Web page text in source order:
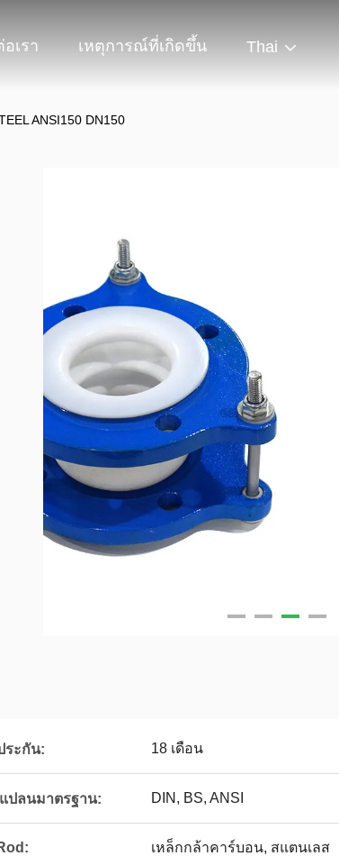
เรา เหตุการณ์ที่เกิดขึ้น Thai
ANSI150 DN150
ระกัน: 18 เดือน
ปลนมาตรฐาน: DIN, BS, ANSI
เหล็กกล้าคาร์บอน, สแตนเลส